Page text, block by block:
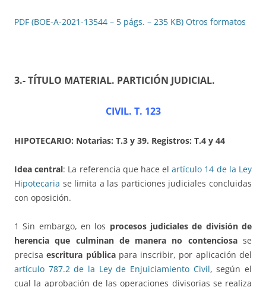
PDF (BOE-A-2021-13544 – 5 págs. – 235 KB) Otros formatos
3.- TÍTULO MATERIAL. PARTICIÓN JUDICIAL.
CIVIL. T. 123
HIPOTECARIO: Notarias: T.3 y 39. Registros: T.4 y 44
Idea central: La referencia que hace elartículo 14 de la Ley
Hipotecaria se limita a las particiones judiciales concluidas
con oposición.
1 Sin embargo, en los procesos judiciales de división de
herencia que culminan de manera no contenciosase
precisaescritura públicapara inscribir, por aplicación del
artículo 787.2 de la Ley de Enjuiciamiento Civil, según el
cual la aprobación de las operaciones divisorias se realiza